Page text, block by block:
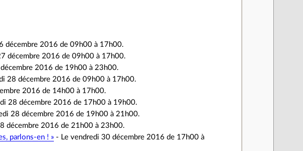
décembre 2016 de 09h00 à 17h00.
décembre 2016 de 09h00 à 17h00.
2016 de 19h00 à 23h00.
28 décembre 2016 de 09h00 à 17h00.
2016 de 14h00 à 17h00.
28 décembre 2016 de 17h00 à 19h00.
28 décembre 2016 de 19h00 à 21h00.
décembre 2016 de 21h00 à 23h00.
parlons-en ! » - Le vendredi 30 décembre 2016 de 17h00 à